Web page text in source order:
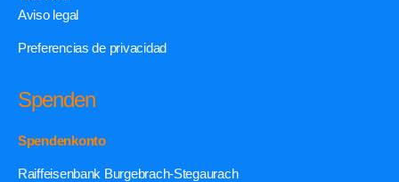
Aviso legal
Preferencias de privacidad
Spenden
Spendenkonto
Raiffeisenbank Burgebrach-Stegaurach